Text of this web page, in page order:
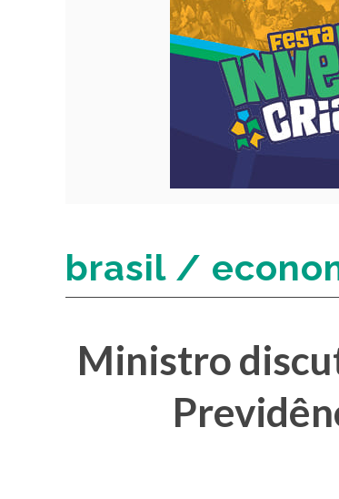
brasil /
Ministro